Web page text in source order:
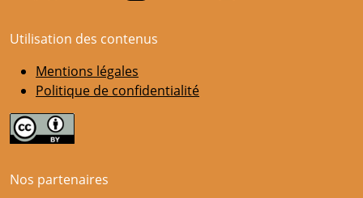
Utilisation des contenus
Mentions légales
Politique de confidentialité
Nos partenaires